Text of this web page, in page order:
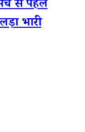
से पहले
भारी